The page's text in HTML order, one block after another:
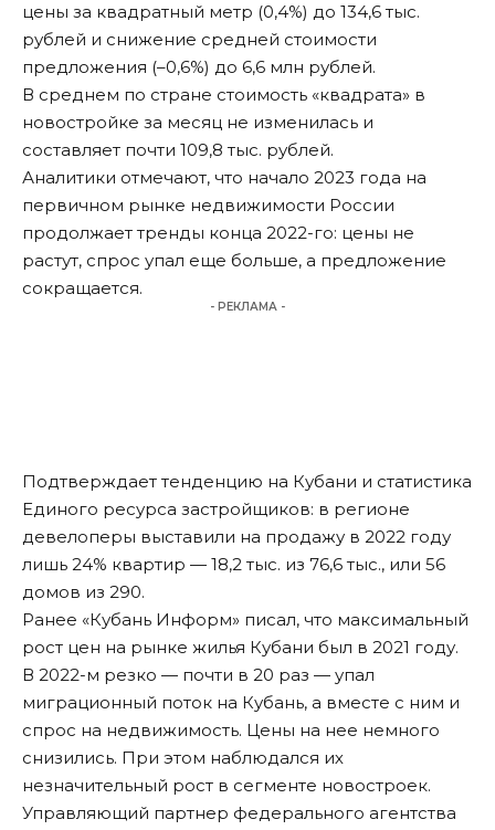
цены за квадратный метр (0,4%) до 134,6 тыс.
рублей и снижение средней стоимости
предложения (–0,6%) до 6,6 млн рублей.
В среднем по стране стоимость «квадрата» в
новостройке за месяц не изменилась и
составляет почти 109,8 тыс. рублей.
Аналитики отмечают, что начало 2023 года на
первичном рынке недвижимости России
продолжает тренды конца 2022-го: цены не
растут, спрос упал еще больше, а предложение
сокращается.
- РЕКЛАМА -
Подтверждает тенденцию на Кубани и статистика
Единого ресурса застройщиков: в регионе
девелоперы выставили на продажу в 2022 году
лишь 24% квартир — 18,2 тыс. из 76,6 тыс., или 56
домов из 290.
Ранее «Кубань Информ» писал, что максимальный
рост цен на рынке жилья Кубани был в 2021 году.
В 2022-м резко — почти в 20 раз — упал
миграционный поток на Кубань, а вместе с ним и
спрос на недвижимость. Цены на нее немного
снизились. При этом наблюдался их
незначительный рост в сегменте новостроек.
Управляющий партнер федерального агентства